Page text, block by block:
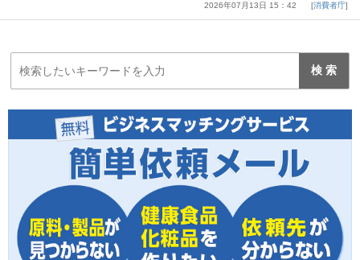
2026年07月13日 15：42 消費者庁